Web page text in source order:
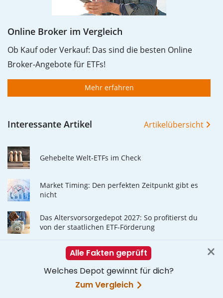
Online Broker im Vergleich
Ob Kauf oder Verkauf: Das sind die besten Online
Broker-Angebote für ETFs!
Mehr erfahren
Interessante Artikel Artikelübersicht
Gehebelte Welt-ETFs im Check
Market Timing: Den perfekten Zeitpunkt gibt es
nicht
Das Altersvorsorgedepot 2027: So profitierst du
von der staatlichen ETF-Förderung
Häufig gestellte Fragen